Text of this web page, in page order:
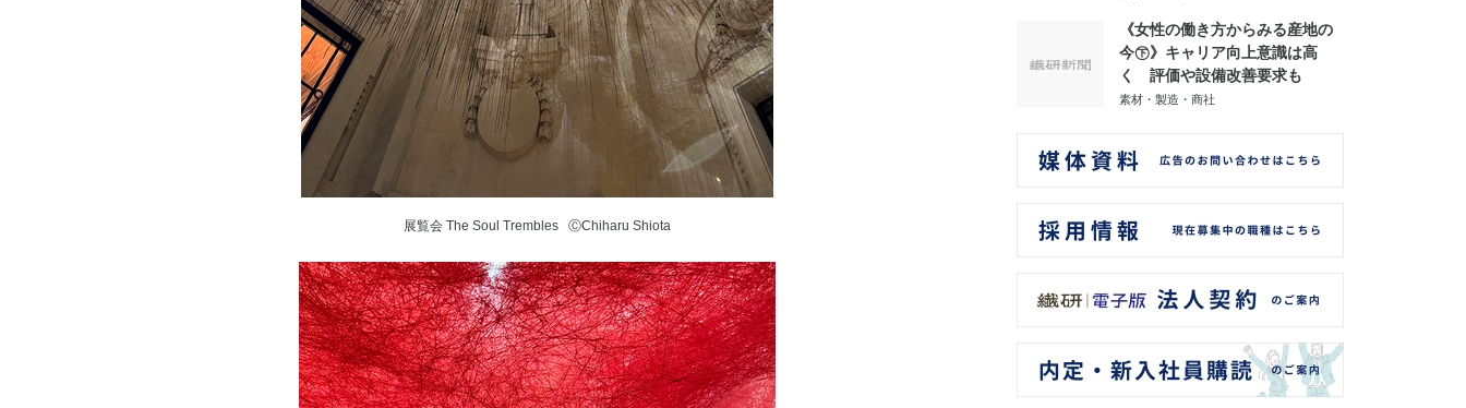
展覧会 The Soul Trembles ⒸChiharu Shiota
《女性の働き方からみる産地の
今㊦》キャリア向上意識は高
く 評価や設備改善要求も
素材・製造・商社